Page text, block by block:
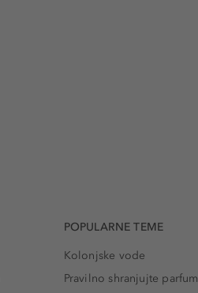
POPULARNE TEME
Kolonjske vode
Pravilno shranjujte parfum